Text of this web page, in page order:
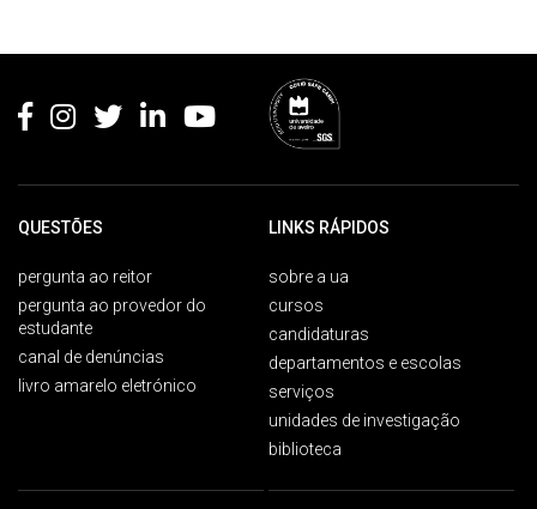
QUESTÕES
pergunta ao reitor
pergunta ao provedor do
estudante
canal de denúncias
livro amarelo eletrónico
LINKS RÁPIDOS
sobre a ua
cursos
candidaturas
departamentos e escolas
serviços
unidades de investigação
biblioteca